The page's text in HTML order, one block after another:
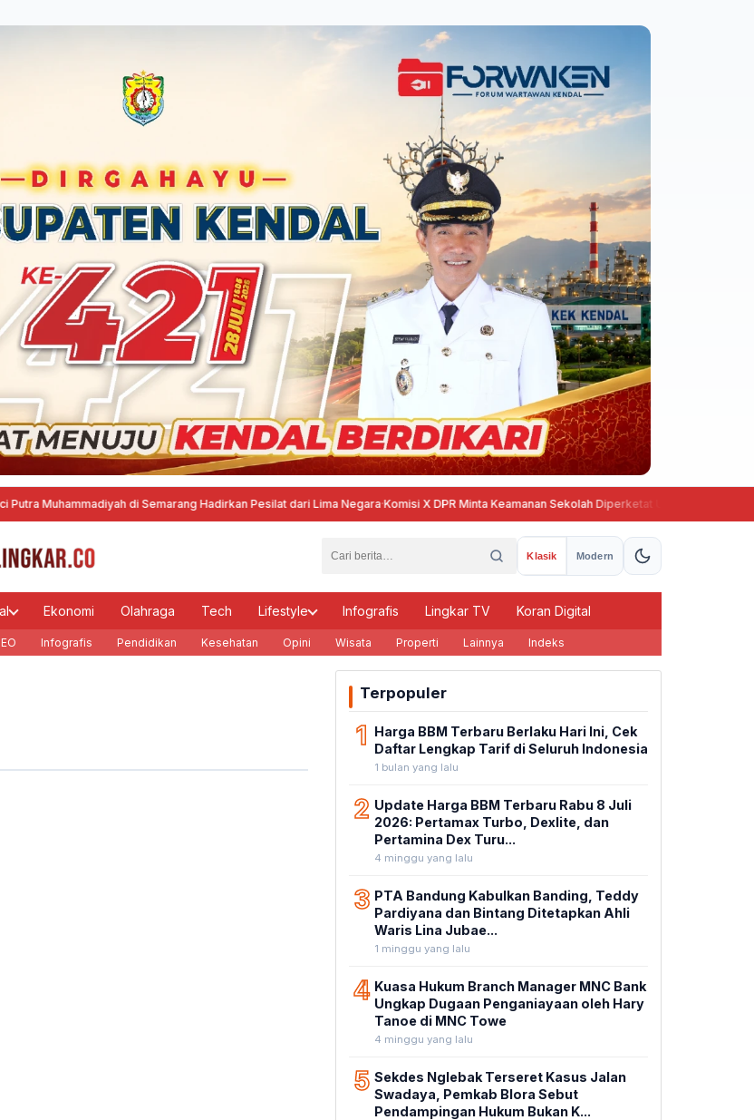
Muhammadiyah di Semarang Hadirkan Pesilat dari Lima Negara·Komisi X DPR Minta Keamanan Sekolah Diperketat Usai Temuan Senjata
Klasik Modern
Ekonomi Olahraga Tech Lifestyle Infografis Lingkar TV Koran Digital
Infografis Pendidikan Kesehatan Opini Wisata Properti Lainnya Indeks
Terpopuler
1 Harga BBM Terbaru Berlaku Hari Ini, Cek
Daftar Lengkap Tarif di Seluruh Indonesia
1 bulan yang lalu
2 Update Harga BBM Terbaru Rabu 8 Juli
2026: Pertamax Turbo, Dexlite, dan
Pertamina Dex Turu...
4 minggu yang lalu
3 PTA Bandung Kabulkan Banding, Teddy
Pardiyana dan Bintang Ditetapkan Ahli
Waris Lina Jubae...
1 minggu yang lalu
4 Kuasa Hukum Branch Manager MNC Bank
Ungkap Dugaan Penganiayaan oleh Hary
Tanoe di MNC Towe
4 minggu yang lalu
5 Sekdes Nglebak Terseret Kasus Jalan
Swadaya, Pemkab Blora Sebut
Pendampingan Hukum Bukan K...